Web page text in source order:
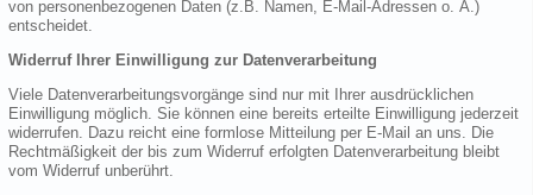
von personenbezogenen Daten (z.B. Namen, E-Mail-Adressen o. Ä.)
entscheidet.
Widerruf Ihrer Einwilligung zur Datenverarbeitung
Viele Datenverarbeitungsvorgänge sind nur mit Ihrer ausdrücklichen
Einwilligung möglich. Sie können eine bereits erteilte Einwilligung jederzeit
widerrufen. Dazu reicht eine formlose Mitteilung per E-Mail an uns. Die
Rechtmäßigkeit der bis zum Widerruf erfolgten Datenverarbeitung bleibt
vom Widerruf unberührt.